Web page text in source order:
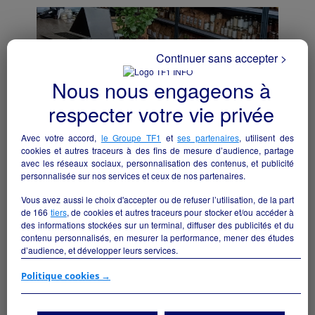
Épicerie produits locaux
Albi - 81000
Alimentation particulier
Nous nous engageons à
respecter votre vie privée
Avec votre accord, le Groupe TF1 etses partenaires, utilisent des
cookies et autres traceurs à des fins de mesure d’audience, partage
avec les réseaux sociaux, personnalisation des contenus, et publicité
personnalisée sur nos services et ceux de nos partenaires.
Vous avez aussi le choix d'accepter ou de refuser l’utilisation, de la part
de 166 tiers, de cookies et autres traceurs pour stocker et/ou accéder à
des informations stockées sur un terminal, diffuser des publicités et du
contenu personnalisés, en mesurer la performance, mener des études
d’audience, et développer leurs services.
Si vous continuez sans accepter, les fonctionnalités liées à la
vos centres d'intérêt. Seuls lescookies/traceurs techniquesseront
Politique cookies →
Continuer sans accepter >